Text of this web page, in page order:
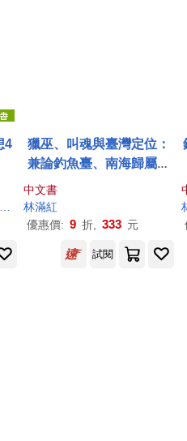
之璋 洪健榮 賴志彰
4
曾金燕
獵巫、叫魂與臺灣定位：
兼論釣魚臺、南海歸屬問
中文書
林滿紅
優惠價: 9 折, 333 元
試閱